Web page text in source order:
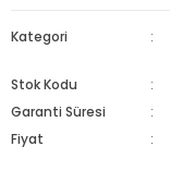
Kategori
Stok Kodu
Garanti Süresi
Fiyat